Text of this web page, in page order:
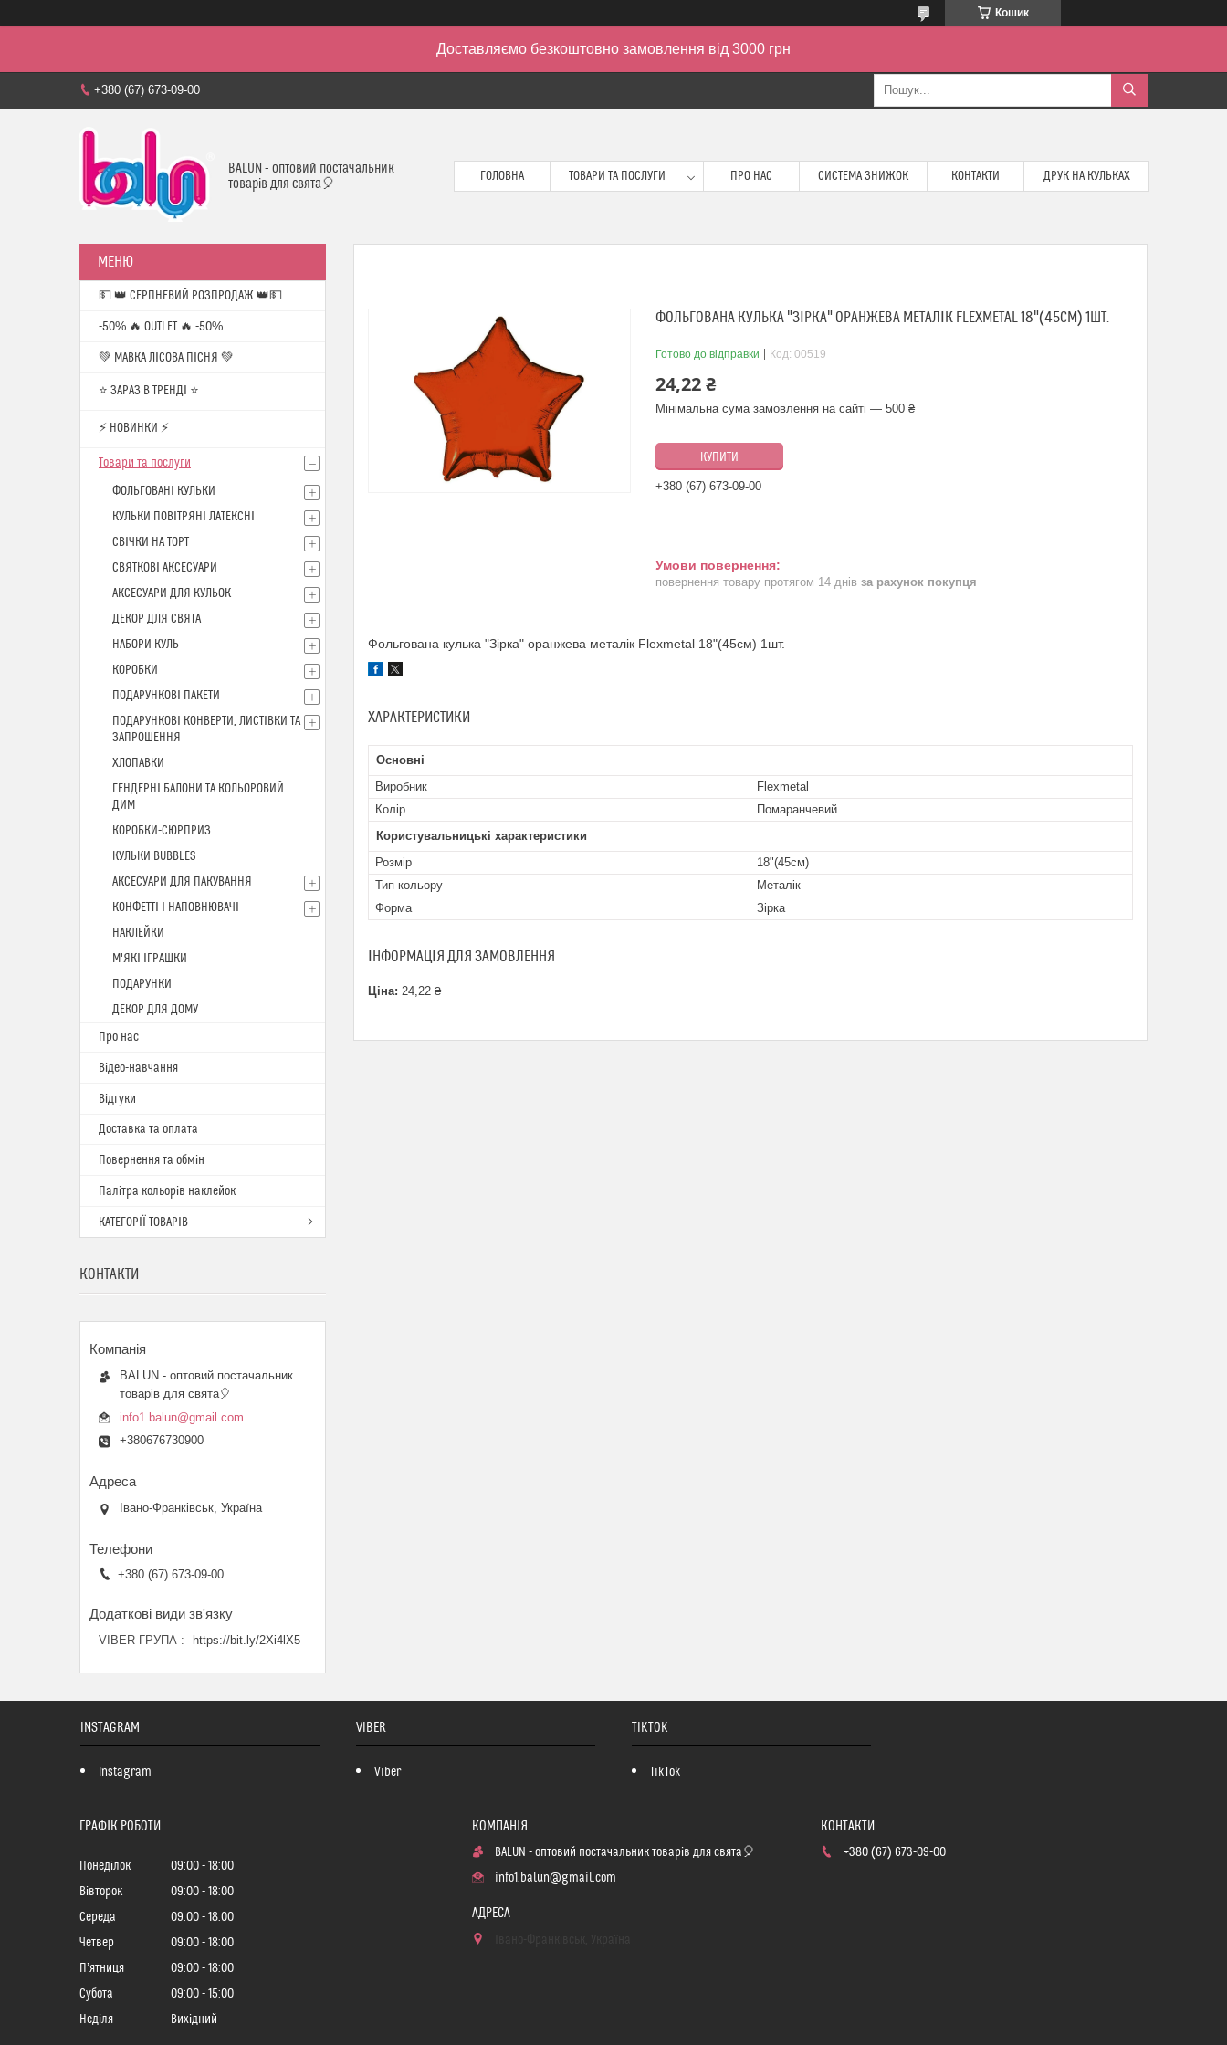
Кошик
Доставляємо безкоштовно замовлення від 3000 грн
+380 (67) 673-09-00
BALUN - оптовий постачальник
товарів для свята🎈
ГОЛОВНА ТОВАРИ ТА ПОСЛУГИ ПРО НАС СИСТЕМА ЗНИЖОК КОНТАКТИ ДРУК НА КУЛЬКАХ
ФОЛЬГОВАНА КУЛЬКА "ЗІРКА" ОРАНЖЕВА МЕТАЛІК FLEXMETAL 18"(45СМ) 1ШТ.
Готово до відправки Код: 00519
24,22 ₴
Мінімальна сума замовлення на сайті — 500 ₴
КУПИТИ
+380 (67) 673-09-00
повернення товару протягом 14 днів за рахунок покупця
Фольгована кулька "Зірка" оранжева металік Flexmetal 18"(45см) 1шт.
ХАРАКТЕРИСТИКИ
Основні
Виробник
Flexmetal
Колір
Помаранчевий
Користувальницькі характеристики
Розмір
18"(45см)
Тип кольору
Металік
Форма
Зірка
ІНФОРМАЦІЯ ДЛЯ ЗАМОВЛЕННЯ
Ціна: 24,22 ₴
💵 👑 СЕРПНЕВИЙ РОЗПРОДАЖ 👑💵
-50% 🔥 OUTLET 🔥 -50%
💚 МАВКА ЛІСОВА ПІСНЯ 💚
⭐️ ЗАРАЗ В ТРЕНДІ ⭐️
⚡ НОВИНКИ ⚡
Товари та послуги
ФОЛЬГОВАНІ КУЛЬКИ
КУЛЬКИ ПОВІТРЯНІ ЛАТЕКСНІ
СВІЧКИ НА ТОРТ
СВЯТКОВІ АКСЕСУАРИ
АКСЕСУАРИ ДЛЯ КУЛЬОК
ДЕКОР ДЛЯ СВЯТА
НАБОРИ КУЛЬ
КОРОБКИ
ПОДАРУНКОВІ ПАКЕТИ
ПОДАРУНКОВІ КОНВЕРТИ, ЛИСТІВКИ ТА
ЗАПРОШЕННЯ
ХЛОПАВКИ
ГЕНДЕРНІ БАЛОНИ ТА КОЛЬОРОВИЙ
ДИМ
КОРОБКИ-СЮРПРИЗ
КУЛЬКИ BUBBLES
АКСЕСУАРИ ДЛЯ ПАКУВАННЯ
КОНФЕТТІ І НАПОВНЮВАЧІ
НАКЛЕЙКИ
М'ЯКІ ІГРАШКИ
ПОДАРУНКИ
ДЕКОР ДЛЯ ДОМУ
Про нас
Відео-навчання
Відгуки
Доставка та оплата
Повернення та обмін
Палітра кольорів наклейок
КАТЕГОРІЇ ТОВАРІВ
КОНТАКТИ
BALUN - оптовий постачальник
товарів для свята🎈
info1.balun@gmail.com
+380676730900
Івано-Франківськ, Україна
+380 (67) 673-09-00
VIBER ГРУПА https://bit.ly/2Xi4lX5
INSTAGRAM
Instagram
VIBER
Viber
TIKTOK
TikTok
ГРАФІК РОБОТИ
Понеділок 09:00
18:00
Вівторок
09:00
18:00
Середа
09:00
18:00
Четвер
09:00
18:00
Пʼятниця
09:00
18:00
Субота
09:00
15:00
Неділя
Вихідний
BALUN - оптовий постачальник товарів для свята🎈
info1.balun@gmail.com
+380 (67) 673-09-00